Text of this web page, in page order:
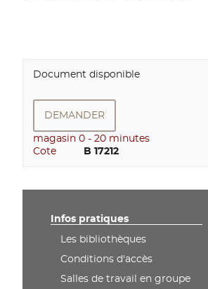
Document disponible
DEMANDER
Cote
magasin 0 - 20 minutes
        B 17212
Infos pratiques
Les bibliothèques
Conditions d'accès
Salles de travail en groupe